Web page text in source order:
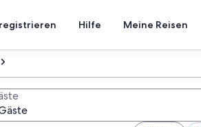
Hilfe Meine Reisen